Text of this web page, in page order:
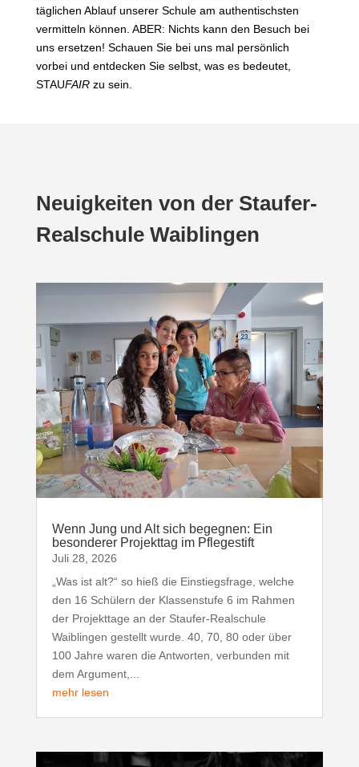
täglichen Ablauf unserer Schule am authentischsten
vermitteln können. ABER: Nichts kann den Besuch bei
uns ersetzen! Schauen Sie bei uns mal persönlich
vorbei und entdecken Sie selbst, was es bedeutet,
STAUFAIRzu sein.
Neuigkeiten von der Staufer-
Realschule Waiblingen
Wenn Jung und Alt sich begegnen: Ein
besonderer Projekttag im Pflegestift
Juli 28, 2026
„Was ist alt?“ so hieß die Einstiegsfrage, welche
den 16 Schülern der Klassenstufe 6 im Rahmen
der Projekttage an der Staufer-Realschule
Waiblingen gestellt wurde. 40, 70, 80 oder über
100 Jahre waren die Antworten, verbunden mit
dem Argument,...
mehr lesen